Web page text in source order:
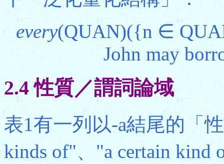
every(QUAN)({n ∈
John may
2.4 性質／謂詞論域
表1有一列以-a結尾的「
kinds of"、"a certain